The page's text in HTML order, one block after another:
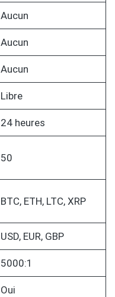
Aucun
Aucun
Aucun
Libre
24 heures
50
BTC, ETH, LTC, XRP
USD, EUR, GBP
5000:1
Oui